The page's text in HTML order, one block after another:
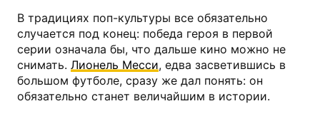
В традициях поп-культуры все обязательно
случается под конец: победа героя в первой
серии означала бы, что дальше кино можно не
снимать. Лионель Месси, едва засветившись в
большом футболе, сразу же дал понять: он
обязательно станет величайшим в истории.